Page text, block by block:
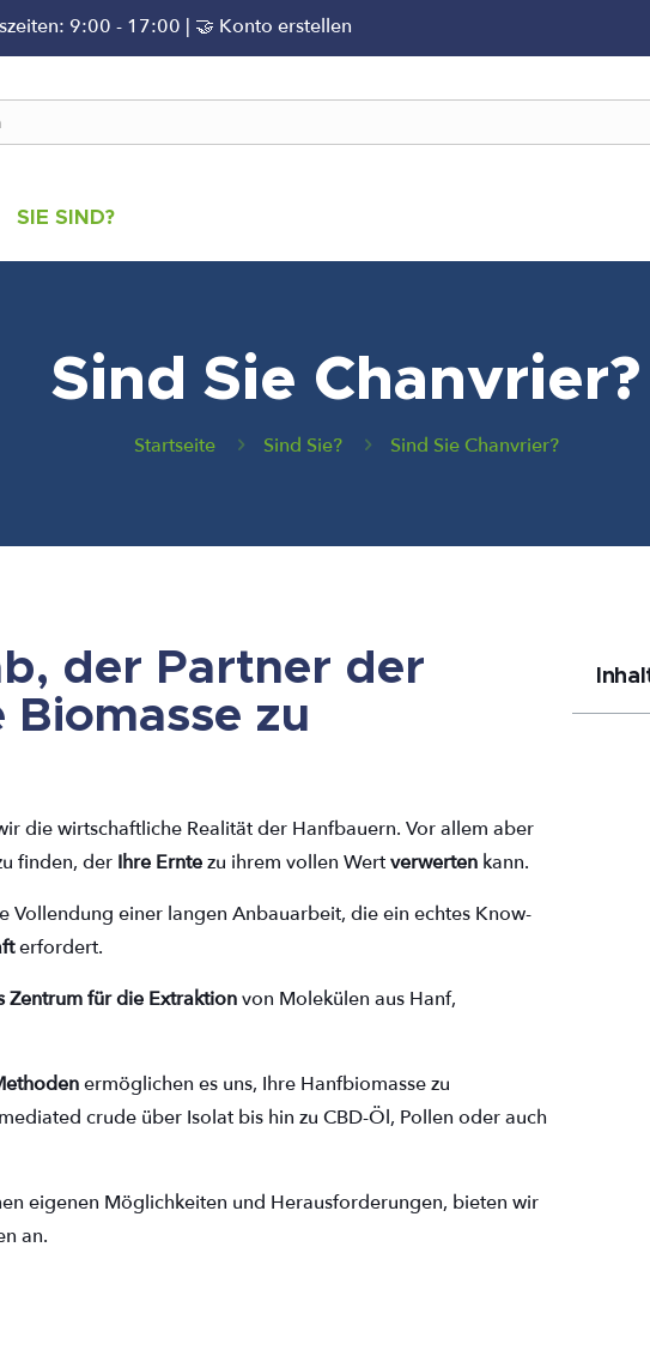
9:00 - 17:00 | 🤝 Konto erstellen
SIE SIND?
Sind Sie Chanvrier?
Startseite Sind Sie? Sind Sie Chanvrier?
, der Partner der
zu
die wirtschaftliche Realität der Hanfbauern. Vor allem aber
finden, der Ihre Erntezu ihrem vollen Wertverwerten kann.
Vollendung einer langen Anbauarbeit, die ein echtes Know-
erfordert.
Zentrum für die Extraktionvon Molekülen aus Hanf,
ermöglichen es uns, Ihre Hanfbiomasse zu
crude über Isolat bis hin zu CBD-Öl, Pollen oder auch
eigenen Möglichkeiten und Herausforderungen, bieten wir
an.